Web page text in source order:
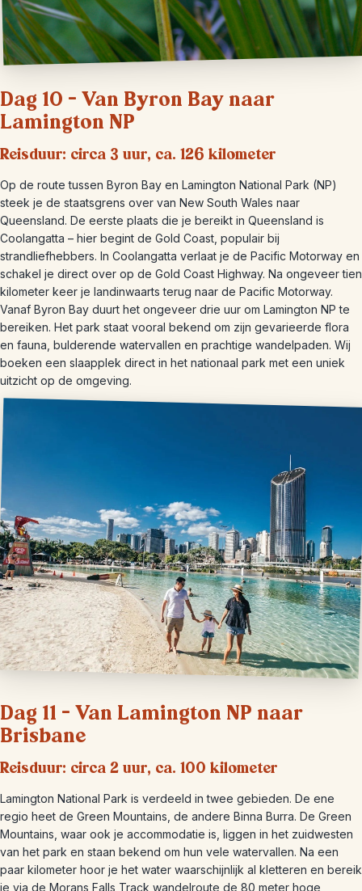
Dag 10 – Van Byron Bay naar
Lamington NP
Reisduur: circa 3 uur, ca. 126 kilometer
Op de route tussen Byron Bay en Lamington National Park (NP)
steek je de staatsgrens over van New South Wales naar
Queensland. De eerste plaats die je bereikt in Queensland is
Coolangatta – hier begint de Gold Coast, populair bij
strandliefhebbers. In Coolangatta verlaat je de Pacific Motorway en
schakel je direct over op de Gold Coast Highway. Na ongeveer tien
kilometer keer je landinwaarts terug naar de Pacific Motorway.
Vanaf Byron Bay duurt het ongeveer drie uur om Lamington NP te
bereiken. Het park staat vooral bekend om zijn gevarieerde flora
en fauna, bulderende watervallen en prachtige wandelpaden. Wij
boeken een slaapplek direct in het nationaal park met een uniek
uitzicht op de omgeving.
Dag 11 – Van Lamington NP naar
Brisbane
Reisduur: circa 2 uur, ca. 100 kilometer
Lamington National Park is verdeeld in twee gebieden. De ene
regio heet de Green Mountains, de andere Binna Burra. De Green
Mountains, waar ook je accommodatie is, liggen in het zuidwesten
van het park en staan ​​bekend om hun vele watervallen. Na een
paar kilometer hoor je het water waarschijnlijk al kletteren en bereik
je via de Morans Falls Track wandelroute de 80 meter hoge